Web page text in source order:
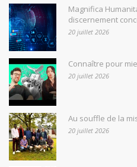
Magnifica
discernement
20 juillet 2026
Connaître pour
20 juillet 2026
Au souffle de la
20 juillet 2026